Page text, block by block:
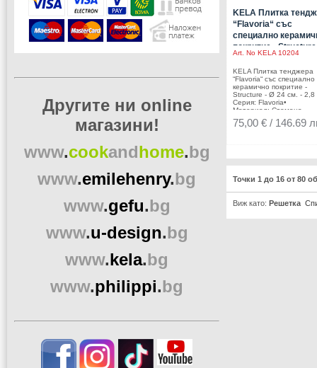
KELA Плитка
“Flavoria“ със
специално
покритие -
24 см. - 2,8 л.
Art. No KELA 10204
KELA Плитка тенджера
“Flavoria“ със специално
керамично покритие -
Structure - Ø 24 см. - 2,8
Серия: Flavoria•
Материал: Стомана
18/10• Рамери: Ø 24 х
см.• Цвят: инокс•
Германия• Подходящ за:
75,00 € / 146.69
Точки 1 до 16 от 80
Виж като: Решетка
Другите ни online
магазини!
www.cookandhome.bg
www.emilehenry.bg
www.gefu.bg
www.u-design.bg
www.kela.bg
www.philippi.bg